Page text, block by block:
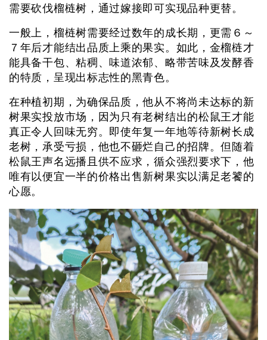
需要砍伐榴梿树，通过嫁接即可实现品种更替。
一般上，榴梿树需要经过数年的成长期，更需６～
７年后才能结出品质上乘的果实。如此，金榴梿才
能具备干包、粘稠、味道浓郁、略带苦味及发酵香
的特质，呈现出标志性的黑青色。
在种植初期，为确保品质，他从不将尚未达标的新
树果实投放市场，因为只有老树结出的松鼠王才能
真正令人回味无穷。即使年复一年地等待新树长成
老树，承受亏损，他也不砸烂自己的招牌。但随着
松鼠王声名远播且供不应求，循众强烈要求下，他
唯有以便宜一半的价格出售新树果实以满足老饕的
心愿。